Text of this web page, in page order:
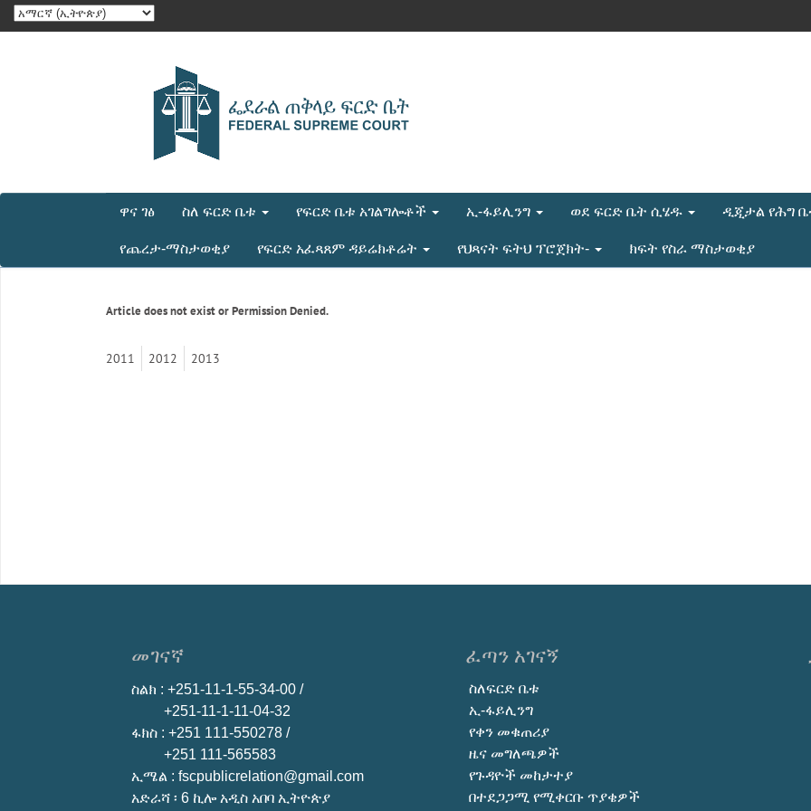
ዋና ገፅ ስለ ፍርድ ቤቱ የፍርድ ቤቱ አገልግሎቶች ኢ-ፋይሊንግ ወደ ፍርድ ቤት ሲሄዱ ዲጂታል የሕግ
የጨረታ-ማስታወቂያ የፍርድ አፈጻጸም ዳይሬክቶሬት የህጻናት ፍትህ ፕሮጀክት- ክፍት የስራ ማስታወቂያ
Article does not exist or Permission Denied.
2011 2012 2013
መገናኛ
ስልክ : +251-11-1-55-34-00 /
+251-11-1-11-04-32
ፋክስ : +251 111-550278 /
+251 111-565583
ኢሜል : fscpublicrelation@gmail.com
አድራሻ ፡ 6 ኪሎ አዲስ አበባ ኢትዮጵያ
ፈጣን አገናኝ
ስለፍርድ ቤቱ
ኢ-ፋይሊንግ
የቀን መቁጠሪያ
ዜና መግለጫዎች
የጉዳዮች መከታተያ
በተደጋጋሚ የሚቀርቡ ጥያቄዎች